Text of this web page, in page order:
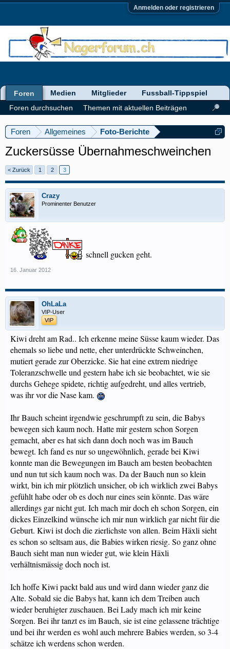
Anmelden oder registrieren
Foren Allgemeines Foto-Berichte
Zuckersüsse Übernahmeschweinchen
< Zurück 1 2 3
Crazy
Prominenter Benutzer
schnell gucken geht.
16. Januar 2012
OhLaLa
VIP-User
VIP
Kiwi dreht am Rad.. Ich erkenne meine Süsse kaum wieder. Das
ehemals so liebe und nette, eher unterdrückte Schweinchen,
mutiert gerade zur Oberzicke. Sie hat eine extrem niedrige
Toleranzschwelle und gestern habe ich sie beobachtet, wie sie
durchs Gehege spidete, richtig aufgedreht, und alles vertrieb,
was ihr vor die Nase kam.
Ihr Bauch scheint irgendwie geschrumpft zu sein, die Babys
bewegen sich kaum noch. Hatte mir gestern schon Sorgen
gemacht, aber es hat sich dann doch noch was im Bauch
bewegt. Ich fand es nur so ungewöhnlich, gerade bei Kiwi
konnte man die Bewegungen im Bauch am besten beobachten
und nun tut sich kaum noch was. Da der Bauch nun so klein
wirkt, bin ich mir plötzlich unsicher, ob ich wirklich zwei Babys
gefühlt habe oder ob es doch nur eines sein könnte. Das wäre
allerdings gar nicht gut. Ich mach mir doch eh schon Sorgen, ein
dickes Einzelkind wünsche ich mir nun wirklich gar nicht für die
Geburt. Kiwi ist doch die zierlichste von allen. Beim Häxli sieht
es schon so seltsam aus, die Babies wirken riesig. So ganz ohne
Bauch sieht man nun wieder gut, wie klein Häxli
verhältnismässig doch noch ist.
Ich hoffe Kiwi packt bald aus und wird dann wieder ganz die
Alte. Sobald sie die Babys hat, kann ich dem Treiben auch
wieder beruhigter zuschauen. Bei Lady mach ich mir keine
Sorgen. Bei ihr tanzt es im Bauch, sie ist eine gelassene trächtige
und bei ihr werden es wohl auch mehrere Babies werden, so 3-4
schätze ich werdens schon werden.
Foren
Foren durchsuchen
Themen mit aktuellen Beiträgen
Medien Mitglieder Fussball-Tippspiel